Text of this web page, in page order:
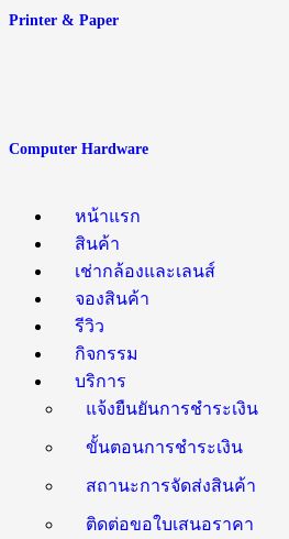
Printer & Paper
Computer Hardware
หน้าแรก
สินค้า
เช่ากล้องและเลนส์
จองสินค้า
รีวิว
กิจกรรม
บริการ
แจ้งยืนยันการชำระเงิน
ขั้นตอนการชำระเงิน
สถานะการจัดส่งสินค้า
ติดต่อขอใบเสนอราคา